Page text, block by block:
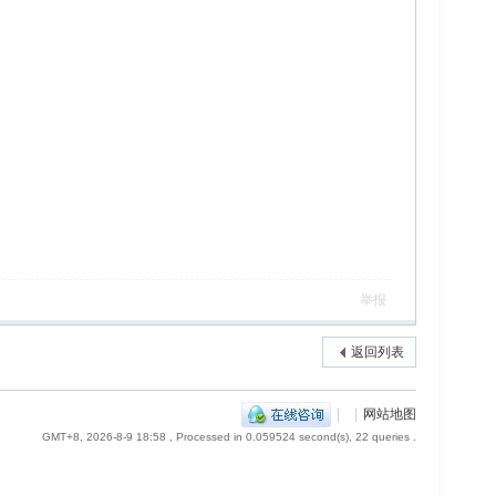
举报
返回列表
| | 网站地图
GMT+8, 2026-8-9 18:58 , Processed in 0.059524 second(s), 22 queries .